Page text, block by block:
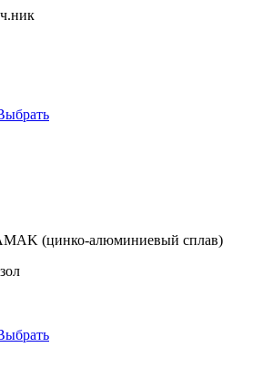
(цинко-алюминиевый сплав)